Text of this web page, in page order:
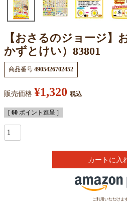
【おさるのジョージ】
かずとけい）83801
商品番号 4905426702452
販売価格 ¥1,320 税込
[ 60 ポイント進呈 ]
カートに入
ご利用いただけま